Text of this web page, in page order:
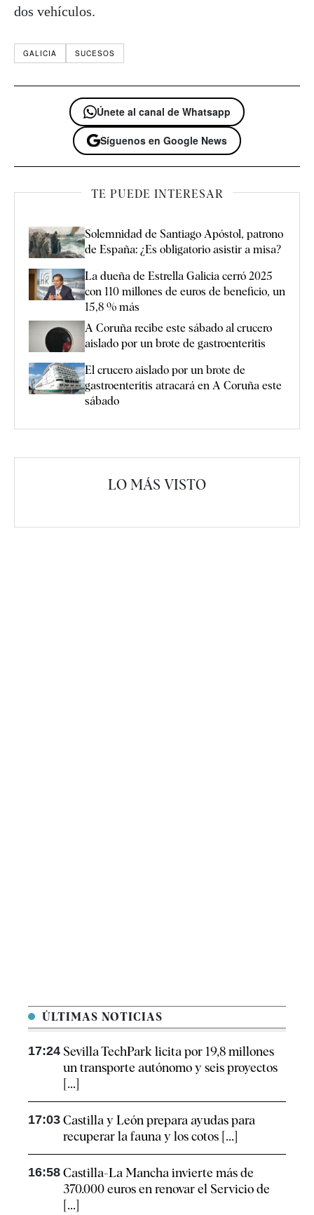
dos vehículos.
GALICIA SUCESOS
Únete al canal de Whatsapp
Síguenos en Google News
TE PUEDE INTERESAR
Solemnidad de Santiago Apóstol, patrono
de España: ¿Es obligatorio asistir a misa?
La dueña de Estrella Galicia cerró 2025
con 110 millones de euros de beneficio, un
15,8 % más
A Coruña recibe este sábado al crucero
aislado por un brote de gastroenteritis
El crucero aislado por un brote de
gastroenteritis atracará en A Coruña este
sábado
LO MÁS VISTO
ÚLTIMAS NOTICIAS
17:24 Sevilla TechPark licita por 19,8 millones
un transporte autónomo y seis proyectos
[...]
17:03 Castilla y León prepara ayudas para
recuperar la fauna y los cotos [...]
16:58 Castilla-La Mancha invierte más de
370.000 euros en renovar el Servicio de
[...]